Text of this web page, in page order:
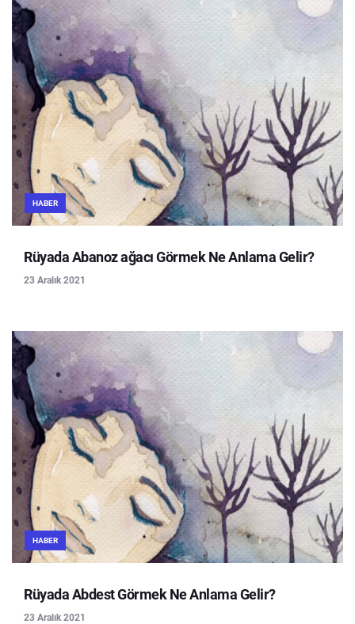
HABER
Rüyada Abanoz ağacı Görmek Ne Anlama Gelir?
23 Aralık 2021
HABER
Rüyada Abdest Görmek Ne Anlama Gelir?
23 Aralık 2021